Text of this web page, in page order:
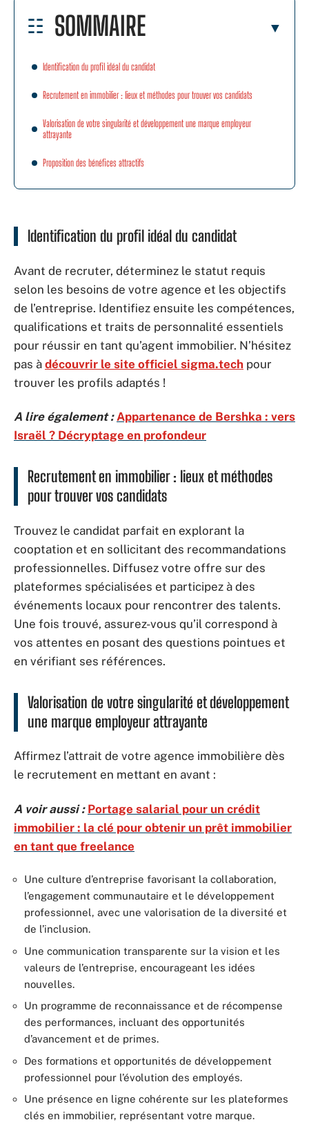
SOMMAIRE
Identification du profil idéal du candidat
Recrutement en immobilier : lieux et méthodes pour trouver vos candidats
Valorisation de votre singularité et développement une marque employeur
attrayante
Proposition des bénéfices attractifs
Identification du profil idéal du candidat
Avant de recruter, déterminez le statut requis
selon les besoins de votre agence et les objectifs
de l’entreprise. Identifiez ensuite les compétences,
qualifications et traits de personnalité essentiels
pour réussir en tant qu’agent immobilier. N’hésitez
pas à découvrir le site officiel sigma.tech pour
trouver les profils adaptés !
A lire également : Appartenance de Bershka : vers
Israël ? Décryptage en profondeur
Recrutement en immobilier : lieux et méthodes
pour trouver vos candidats
Trouvez le candidat parfait en explorant la
cooptation et en sollicitant des recommandations
professionnelles. Diffusez votre offre sur des
plateformes spécialisées et participez à des
événements locaux pour rencontrer des talents.
Une fois trouvé, assurez-vous qu’il correspond à
vos attentes en posant des questions pointues et
en vérifiant ses références.
Valorisation de votre singularité et développement
une marque employeur attrayante
Affirmez l’attrait de votre agence immobilière dès
le recrutement en mettant en avant :
A voir aussi : Portage salarial pour un crédit
immobilier : la clé pour obtenir un prêt immobilier
en tant que freelance
Une culture d’entreprise favorisant la collaboration,
l’engagement communautaire et le développement
professionnel, avec une valorisation de la diversité et
de l’inclusion.
Une communication transparente sur la vision et les
valeurs de l’entreprise, encourageant les idées
nouvelles.
Un programme de reconnaissance et de récompense
des performances, incluant des opportunités
d’avancement et de primes.
Des formations et opportunités de développement
professionnel pour l’évolution des employés.
Une présence en ligne cohérente sur les plateformes
clés en immobilier, représentant votre marque.